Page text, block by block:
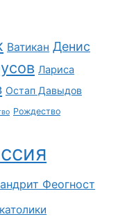
Ватикан Денис
Лариса
Остап Давыдов
Рождество
Феогност